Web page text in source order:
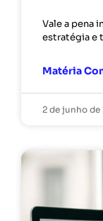
Vale a pena
estratégia e
Matéria
2 de junho de